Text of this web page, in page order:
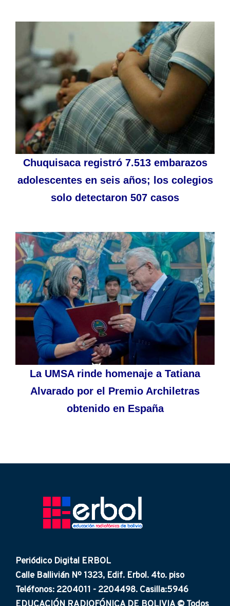
Chuquisaca registró 7.513 embarazos
adolescentes en seis años; los colegios
solo detectaron 507 casos
La UMSA rinde homenaje a Tatiana
Alvarado por el Premio Archiletras
obtenido en España
Periódico Digital ERBOL
Calle Ballivián Nº 1323, Edif. Erbol. 4to. piso
Teléfonos: 2204011 - 2204498. Casilla:5946